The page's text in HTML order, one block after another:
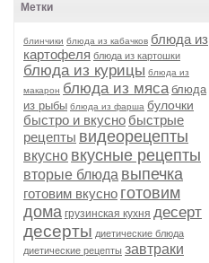
Метки
блинчики блюда из кабачков блюда из
картофеля блюда из картошки
блюда из курицы блюда из
макарон блюда из мяса блюда
из рыбы блюда из фарша булочки
быстро и вкусно быстрые
рецепты видеорецепты
вкусно вкусные рецепты
вторые блюда выпечка
готовим вкусно готовим
дома грузинская кухня десерт
десерты диетические блюда
диетические рецепты завтраки